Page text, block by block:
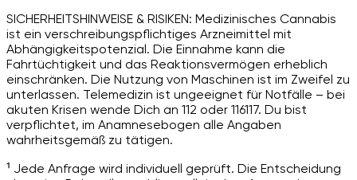
SICHERHEITSHINWEISE & RISIKEN: Medizinisches Cannabis
ist ein verschreibungspflichtiges Arzneimittel mit
Abhängigkeitspotenzial. Die Einnahme kann die
Fahrtüchtigkeit und das Reaktionsvermögen erheblich
einschränken. Die Nutzung von Maschinen ist im Zweifel zu
unterlassen. Telemedizin ist ungeeignet für Notfälle – bei
akuten Krisen wende Dich an 112 oder 116117. Du bist
verpflichtet, im Anamnesebogen alle Angaben
wahrheitsgemäß zu tätigen.
¹ Jede Anfrage wird individuell geprüft. Die Entscheidung